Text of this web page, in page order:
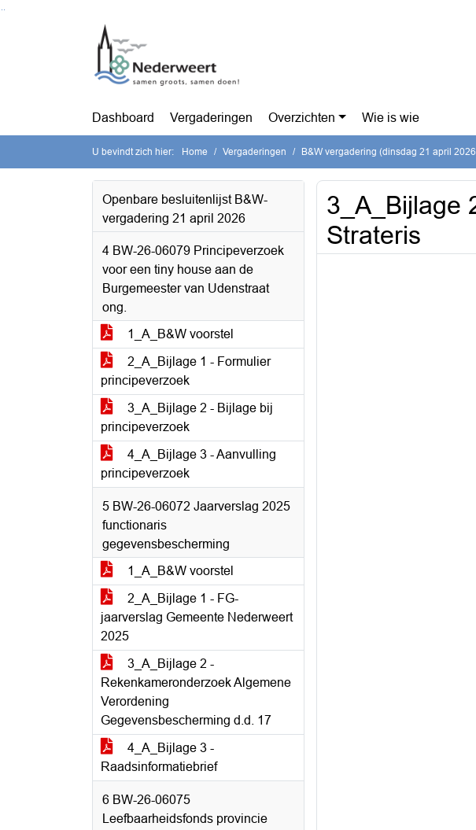
Dashboard Vergaderingen Overzichten Wie is wie
U bevindt zich hier: Home Vergaderingen B&W vergadering (dinsdag 21 april
Openbare besluitenlijst B&W-
vergadering 21 april 2026
4 BW-26-06079 Principeverzoek
voor een tiny house aan de
Burgemeester van Udenstraat
ong.
1_A_B&W voorstel
2_A_Bijlage 1 - Formulier
principeverzoek
3_A_Bijlage 2 - Bijlage bij
principeverzoek
4_A_Bijlage 3 - Aanvulling
principeverzoek
5 BW-26-06072 Jaarverslag 2025
functionaris
gegevensbescherming
1_A_B&W voorstel
2_A_Bijlage 1 - FG-
jaarverslag Gemeente Nederweert
2025
3_A_Bijlage 2 -
Rekenkameronderzoek Algemene
Verordening
Gegevensbescherming d.d. 17
4_A_Bijlage 3 -
Raadsinformatiebrief
6 BW-26-06075
Leefbaarheidsfonds provincie
3_A_Bijlage
Strateris